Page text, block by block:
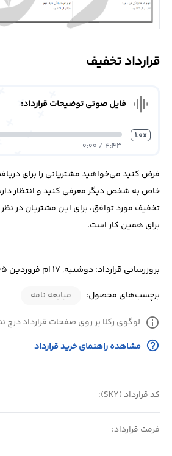
درباره
تماس
قرارداد تخفیف
graphic_eq فایل صوتی توضیحات قرارداد:
1.0x
4:43 / 0:00
فرض کنید می‌خواهید مشتریانی را برای
خاص به شخص دیگر معرفی کنید و انتظار
تخفیف مورد توافق، برای این مشتریان در
برای همین کار است.
بروزرسانی قرارداد: دوشنبه, 17 ام فروردین 1405
برچسب‌های محصول:
مبایعه نامه
info لوگوی رکلا بر روی صفحات قرارداد
help_outline مشاهده راهنمای خرید قرارداد
کد قرارداد (SKY):
فرمت قرارداد: